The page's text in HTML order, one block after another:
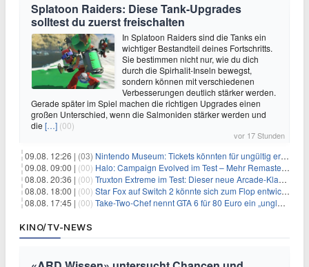
Splatoon Raiders: Diese Tank-Upgrades
solltest du zuerst freischalten
In Splatoon Raiders sind die Tanks ein
wichtiger Bestandteil deines Fortschritts.
Sie bestimmen nicht nur, wie du dich
durch die Spirhalit-Inseln bewegst,
sondern können mit verschiedenen
Verbesserungen deutlich stärker werden.
Gerade später im Spiel machen die richtigen Upgrades einen
großen Unterschied, wenn die Salmoniden stärker werden und
die […] (00)
vor 17 Stunden
09.08. 12:26 | (03) Nintendo Museum: Tickets könnten für ungültig erklärt werden!
09.08. 09:00 | (00) Halo: Campaign Evolved im Test – Mehr Remaster als Remake
08.08. 20:36 | (00) Truxton Extreme im Test: Dieser neue Arcade-Klassiker verzeiht dir gar nichts
08.08. 18:00 | (00) Star Fox auf Switch 2 könnte sich zum Flop entwickeln
08.08. 17:45 | (00) Take-Two-Chef nennt GTA 6 für 80 Euro ein „unglaubliches Schnäppchen“
KINO/TV-NEWS